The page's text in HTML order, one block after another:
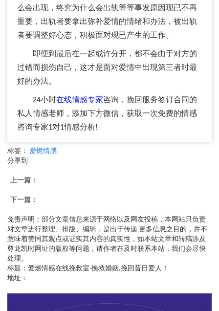
么会出现，终究为什么会出轨等等事发原因现已不再
重要，出轨者要拿出弥补爱情的情绪和办法，被出轨
者要调整好心态，积极面对现已产生的工作。
即便到最后在一起或许分开，都不会由于对方的
过错而损伤自己，这才是面对爱情中出现第三者时最
好的办法。
24小时在线情感专家咨询，挽回服务签订合同的
私人情感老师，添加下方微信，获取一次免费的情感
咨询专家1对1情感分析!
标签： 爱燃情感
分享到
上一篇：
下一篇：
免责声明：部分文章信息来源于网络以及网友投稿，本网站只负责
对文章进行整理、排版、编辑，是出于传递 更多信息之目的，并不
意味着赞同其观点或证实其内容的真实性，如本站文章和转稿涉及
尊龙凯时网址的版权等问题，请作者在及时联系本站，我们会尽快
处理。
标题：爱燃情感在线挽救室-挽救婚姻,挽回昔日爱人！
地址：